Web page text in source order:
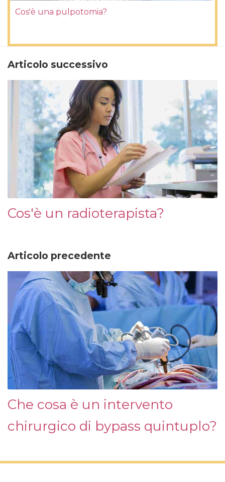
Cos'è una pulpotomia?
Articolo successivo
Cos'è un radioterapista?
Articolo precedente
Che cosa è un intervento
chirurgico di bypass quintuplo?